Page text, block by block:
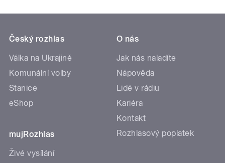
Český rozhlas
Válka na Ukrajině
Komunální volby
Stanice
eShop
mujRozhlas
Živé vysílání
O nás
Jak nás naladíte
Nápověda
Lidé v rádiu
Kariéra
Kontakt
Rozhlasový poplatek